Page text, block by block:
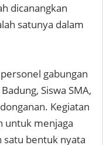
dicanangkan
satunya dalam
gabungan
Siswa SMA,
Kegiatan
untuk menjaga
satu bentuk nyata